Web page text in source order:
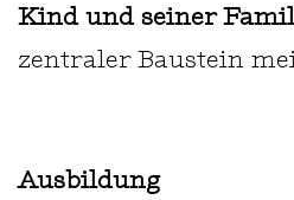
Kind und seiner
zentraler Baustein
Ausbildung